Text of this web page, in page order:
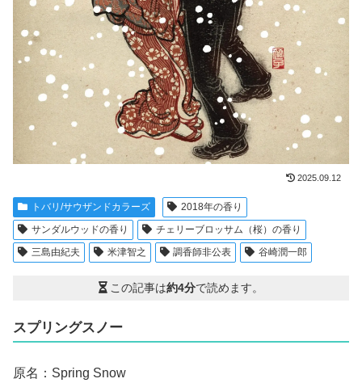
2025.09.12
トバリ/サウザンドカラーズ
2018年の香り
サンダルウッドの香り
チェリーブロッサム（桜）の香り
三島由紀夫
米津智之 調香師非公表 谷崎潤一郎
この記事は約4分で読めます。
スプリングスノー
原名：Spring Snow